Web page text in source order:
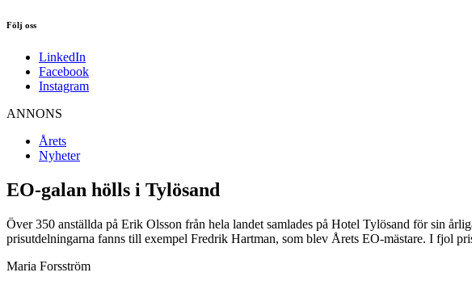
Följ oss
LinkedIn
Facebook
Instagram
ANNONS
Årets
Nyheter
EO-galan hölls i Tylösand
Över 350 anställda på Erik Olsson från hela landet samlades på Hotel Tylösand för sin
prisutdelningarna fanns till exempel Fredrik Hartman, som blev Årets EO-mästare. I fjol
Maria Forsström